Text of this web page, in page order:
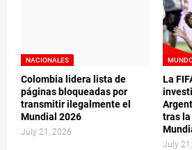
NACIONALES
Colombia lidera lista de
páginas bloqueadas por
transmitir ilegalmente el
Mundial 2026
July 21, 2026
La
tras
July